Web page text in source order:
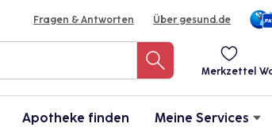
Fragen & Antworten Über gesund.de
Merkzettel
Apotheke finden Meine Services